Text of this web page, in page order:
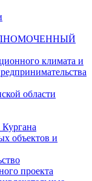
климата и
области
объектов и
проекта